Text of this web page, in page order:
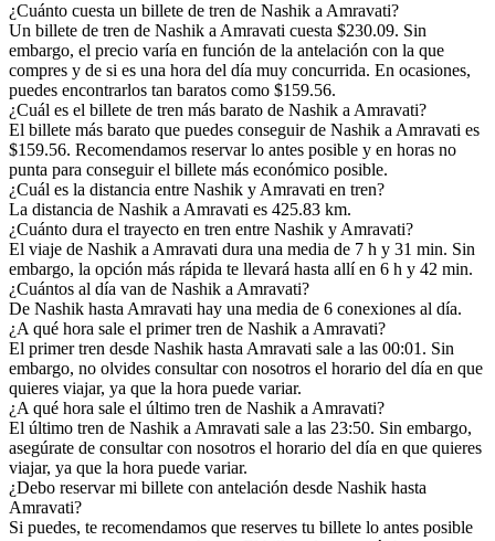
¿Cuánto cuesta un billete de tren de Nashik a Amravati?
Un billete de tren de Nashik a Amravati cuesta $230.09. Sin
embargo, el precio varía en función de la antelación con la que
compres y de si es una hora del día muy concurrida. En ocasiones,
puedes encontrarlos tan baratos como $159.56.
¿Cuál es el billete de tren más barato de Nashik a Amravati?
El billete más barato que puedes conseguir de Nashik a Amravati es
$159.56. Recomendamos reservar lo antes posible y en horas no
punta para conseguir el billete más económico posible.
¿Cuál es la distancia entre Nashik y Amravati en tren?
La distancia de Nashik a Amravati es 425.83 km.
¿Cuánto dura el trayecto en tren entre Nashik y Amravati?
El viaje de Nashik a Amravati dura una media de 7 h y 31 min. Sin
embargo, la opción más rápida te llevará hasta allí en 6 h y 42 min.
¿Cuántos al día van de Nashik a Amravati?
De Nashik hasta Amravati hay una media de 6 conexiones al día.
¿A qué hora sale el primer tren de Nashik a Amravati?
El primer tren desde Nashik hasta Amravati sale a las 00:01. Sin
embargo, no olvides consultar con nosotros el horario del día en que
quieres viajar, ya que la hora puede variar.
¿A qué hora sale el último tren de Nashik a Amravati?
El último tren de Nashik a Amravati sale a las 23:50. Sin embargo,
asegúrate de consultar con nosotros el horario del día en que quieres
viajar, ya que la hora puede variar.
¿Debo reservar mi billete con antelación desde Nashik hasta
Amravati?
Si puedes, te recomendamos que reserves tu billete lo antes posible